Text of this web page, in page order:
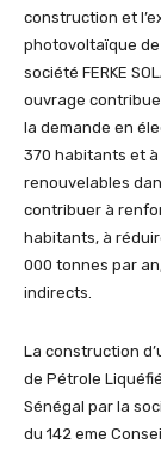
construction et
photovoltaïque de
société FERKE
ouvrage
la demande en
370 habitants et à
renouvelables
contribuer à
habitants, à
000 tonnes par
indirects.
La construction
de Pétrole
Sénégal par la
du 142 eme